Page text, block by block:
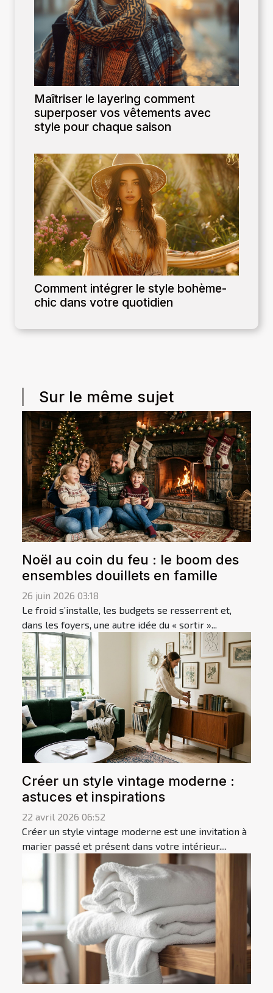
Maîtriser le layering comment
superposer vos vêtements avec
style pour chaque saison
Comment intégrer le style bohème-
chic dans votre quotidien
Sur le même sujet
Noël au coin du feu : le boom des
ensembles douillets en famille
26 juin 2026 03:18
Le froid s’installe, les budgets se resserrent et,
dans les foyers, une autre idée du « sortir »...
Créer un style vintage moderne :
astuces et inspirations
22 avril 2026 06:52
Créer un style vintage moderne est une invitation à
marier passé et présent dans votre intérieur....